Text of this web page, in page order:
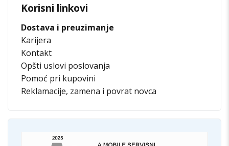
Korisni linkovi
Dostava i preuzimanje
Karijera
Kontakt
Opšti uslovi poslovanja
Pomoć pri kupovini
Reklamacije, zamena i povrat novca